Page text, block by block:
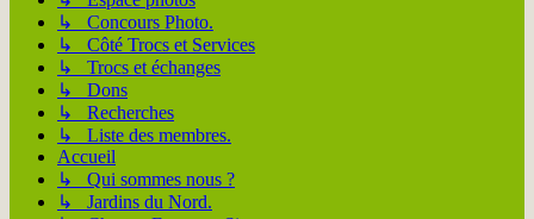
↳ Concours Photo.
↳ Côté Trocs et Services
↳ Trocs et échanges
↳ Dons
↳ Recherches
↳ Liste des membres.
Accueil
↳ Qui sommes nous ?
↳ Jardins du Nord.